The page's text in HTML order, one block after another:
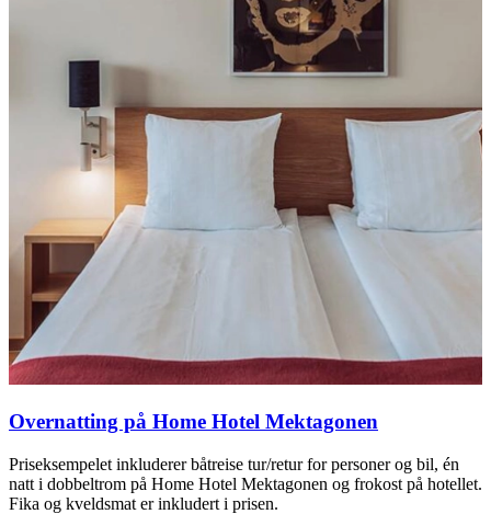
Overnatting på Home Hotel Mektagonen
Priseksempelet inkluderer båtreise tur/retur for personer og bil, én
natt i dobbeltrom på Home Hotel Mektagonen og frokost på hotellet.
Fika og kveldsmat er inkludert i prisen.